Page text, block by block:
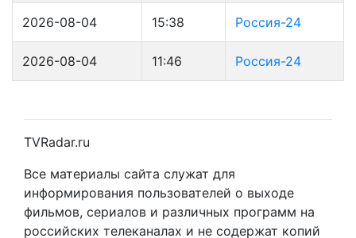
2026-08-04 15:38 Россия-24
2026-08-04 11:46 Россия-24
TVRadar.ru
Все материалы сайта служат для
информирования пользователей о выходе
фильмов, сериалов и различных программ на
российских телеканалах и не содержат копий